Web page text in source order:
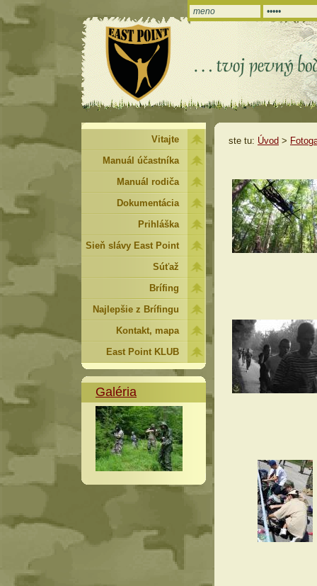
ste tu: Úvod >
Vitajte
Manuál účastníka
Manuál rodiča
Dokumentácia
Prihláška
Sieň slávy East Point
Súťaž
Brífing
Najlepšie z Brífingu
Kontakt, mapa
East Point KLUB
Galéria